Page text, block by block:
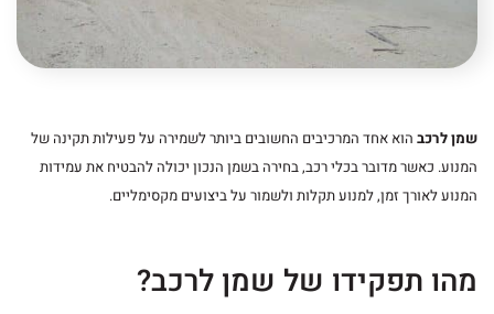
שמן לרכב הוא אחד המרכיבים החשובים ביותר לשמירה על פעילות תקינה של
המנוע. כאשר מדובר בכלי רכב, בחירה בשמן הנכון יכולה להבטיח את עמידות
המנוע לאורך זמן, למנוע תקלות ולשמור על ביצועים מקסימליים.
מהו תפקידו של שמן לרכב?